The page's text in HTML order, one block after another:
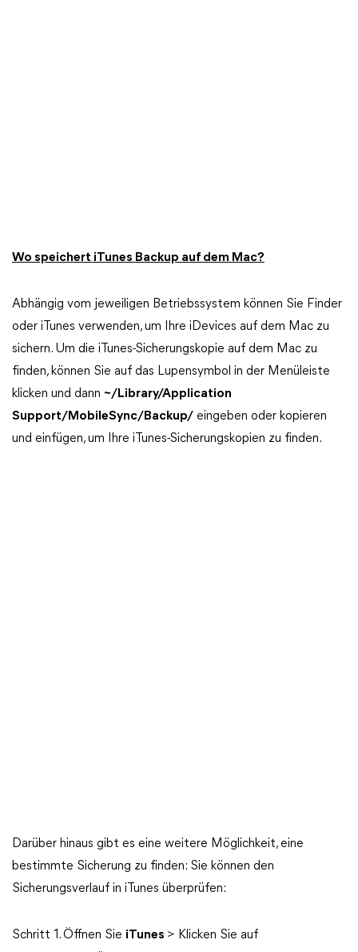
Wo speichert iTunes Backup auf dem Mac?
Abhängig vom jeweiligen Betriebssystem können Sie Finder
oder iTunes verwenden, um Ihre iDevices auf dem Mac zu
sichern. Um die iTunes-Sicherungskopie auf dem Mac zu
finden, können Sie auf das Lupensymbol in der Menüleiste
klicken und dann ~/Library/Application
Support/MobileSync/Backup/ eingeben oder kopieren
und einfügen, um Ihre iTunes-Sicherungskopien zu finden.
Darüber hinaus gibt es eine weitere Möglichkeit, eine
bestimmte Sicherung zu finden: Sie können den
Sicherungsverlauf in iTunes überprüfen:
Schritt 1. Öffnen Sie iTunes > Klicken Sie auf